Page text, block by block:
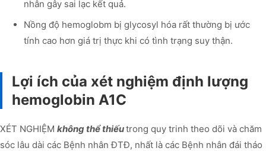
nhân gây sai lạc kết quả.
Nồng độ hemoglobm bị glycosyl hóa rất thường bị ước
tính cao hơn giá trị thực khi có tình trạng suy thận.
Lợi ích của xét nghiệm định lượng
hemoglobin A1C
XÉT NGHIỆM không thể thiếutrong quy trinh theo dõi và chăm
sóc lâu dài các Bệnh nhân ĐTĐ, nhất là các Bệnh nhân đái tháo